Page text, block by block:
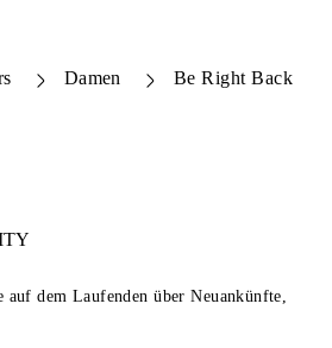
Damen Be Right Back
dem Laufenden über Neuankünfte,